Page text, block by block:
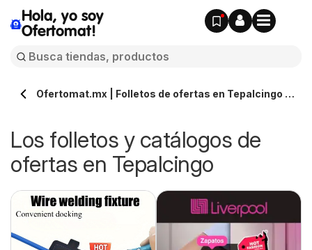
Hola, yo soy
Ofertomat!
Ofertomat.mx | Folletos de ofertas en Tepalcingo »
Los folletos y catálogos de
ofertas en Tepalcingo